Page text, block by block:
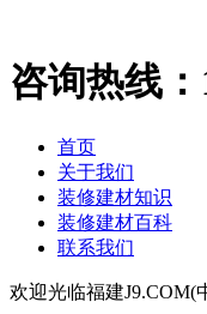
咨询热线：
首页
关于我们
装修建材知识
装修建材百科
联系我们
欢迎光临福建J9.COM(